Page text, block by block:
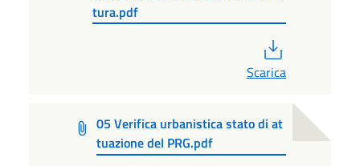
tura.pdf
Scarica
05 Verifica urbanistica stato di at
tuazione del PRG.pdf